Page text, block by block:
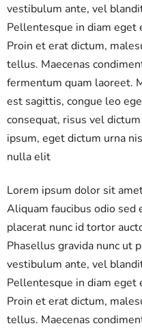
vestibulum ante, vel
Pellentesque in diam eget
Proin et erat dictum,
tellus. Maecenas
fermentum quam laoreet.
est sagittis, congue leo
consequat, risus vel
ipsum, eget dictum urna
nulla elit
Lorem ipsum dolor sit
Aliquam faucibus odio
placerat nunc id tortor
Phasellus gravida nunc ut
vestibulum ante, vel
Pellentesque in diam eget
Proin et erat dictum,
tellus. Maecenas